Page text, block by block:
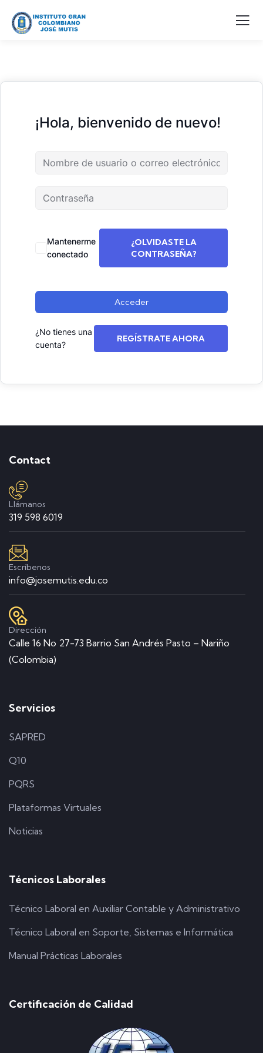
¡Hola, bienvenido de nuevo!
Mantenerme
conectado
¿OLVIDASTE LA
CONTRASEÑA?
Acceder
¿No tienes una
cuenta?
REGÍSTRATE AHORA
Contact
Llámanos
319 598 6019
Escríbenos
info@josemutis.edu.co
Dirección
Calle 16 No 27-73 Barrio San Andrés Pasto – Nariño
(Colombia)
Servicios
SAPRED
Q10
PQRS
Plataformas Virtuales
Noticias
Técnicos Laborales
Técnico Laboral en Auxiliar Contable y Administrativo
Técnico Laboral en Soporte, Sistemas e Informática
Manual Prácticas Laborales
Certificación de Calidad